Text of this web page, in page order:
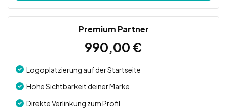
Premium Partner
990,00€
Logoplatzierung auf der Startseite
Hohe Sichtbarkeit deiner Marke
Direkte Verlinkung zum Profil